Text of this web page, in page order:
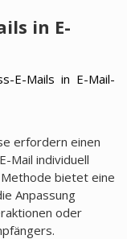
in E-
E-Mails in E-Mail-
erfordern einen
Mail individuell
bietet eine
Anpassung
oder